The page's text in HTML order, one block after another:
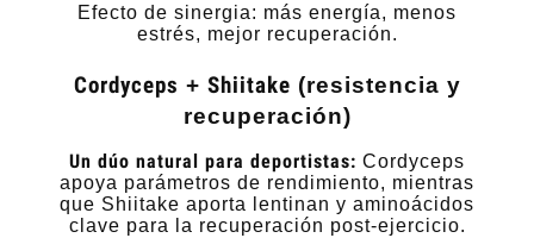
Efecto de sinergia: más energía, menos
estrés, mejor recuperación.
Cordyceps + Shiitake (resistencia y
recuperación)
Un dúo natural para deportistas: Cordyceps
apoya parámetros de rendimiento, mientras
que Shiitake aporta lentinan y aminoácidos
clave para la recuperación post-ejercicio.